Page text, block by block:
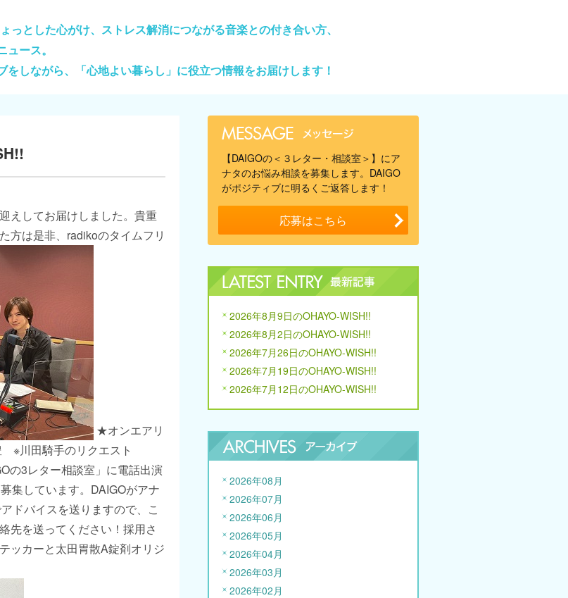
とした心がけ、ストレス解消につながる音楽との付き合い方、
ース。
しながら、「心地よい暮らし」に役立つ情報をお届けします！
えしてお届けしました。貴重
方は是非、radikoのタイムフリ
★オンエアリ
田騎手のリクエスト
の3レター相談室」に電話出演
集しています。DAIGOがアナ
ドバイスを送りますので、こ
先を送ってください！採用さ
ッカーと太田胃散A錠剤オリジ
【DAIGOの＜３レター・相談室＞】にア
ナタのお悩み相談を募集します。DAIGO
がポジティブに明るくご返答します！
応募はこちら
2026年8月9日のOHAYO-WISH!!
2026年8月2日のOHAYO-WISH!!
2026年7月26日のOHAYO-WISH!!
2026年7月19日のOHAYO-WISH!!
2026年7月12日のOHAYO-WISH!!
2026年08月
2026年07月
2026年06月
2026年05月
2026年04月
2026年03月
2026年02月